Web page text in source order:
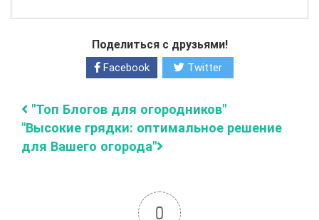
Поделиться с друзьями!
Facebook Twitter
"Топ Блогов для огородников"
"Высокие грядки: оптимальное решение
для Вашего огорода"
0